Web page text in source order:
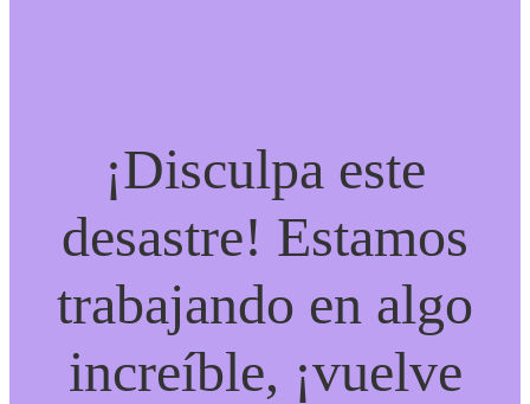
¡Disculpa este
desastre! Estamos
trabajando en algo
increíble, ¡vuelve